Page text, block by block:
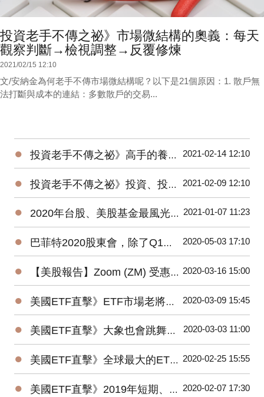
投資老手不傳之祕》市場微結構的奧義：每天
觀察判斷→檢視調整→反覆修煉
2021/02/15 12:10
文/安納金為何老手不傳市場微結構呢？以下是21個原因：1. 散戶無
法打斷與成本的連結：多數散戶的交易...
● 投資老手不傳之祕》高手的養成3階段：開放心胸 + 廣泛學習 + 大空頭洗禮 2021-02-14 12:10
● 投資老手不傳之祕》投資、投機、避險——3種部位都要嚴守各自紀律 2021-02-09 12:10
● 2020年台股、美股基金最風光，平均績效超過15%，能源基金谷底翻身大賺逾160%！ 2021-01-07 11:23
● 巴菲特2020股東會，除了Q1虧損，接下來投資人應該注意那些事？ 2020-05-03 17:10
● 【美股報告】Zoom (ZM) 受惠疫情，2019Q4財報及2020展望 2020-03-16 15:00
● 美國ETF直擊》ETF市場老將新兵爭鋒，誰是資金最青睞的No1？ 2020-03-09 15:45
● 美國ETF直擊》大象也會跳舞？2019美國主動ETF規模Top15出爐！ 2020-03-03 11:00
● 美國ETF直擊》全球最大的ETF是它⋯⋯1檔抵N檔0050！ 2020-02-25 15:55
● 美國ETF直擊》2019年短期、低風險的固定收益ETF最受追捧 2020-02-07 17:30